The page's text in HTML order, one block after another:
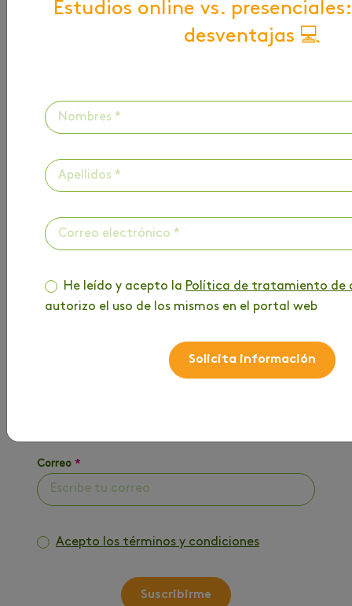
HAZ PARTE DE
NUESTRO BLOG
Correo *
Acepto los términos y condiciones
Suscribirme
Estudios online vs.
desventajas 💻
He leído y acepto la Política de tratamiento de
autorizo el uso de los mismos en el portal web
Solicita información